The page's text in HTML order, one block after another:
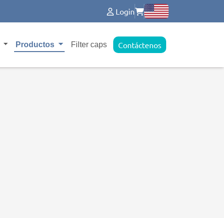
Login
Productos Filter caps Contáctenos